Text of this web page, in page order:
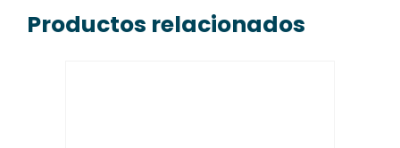
Productos relacionados